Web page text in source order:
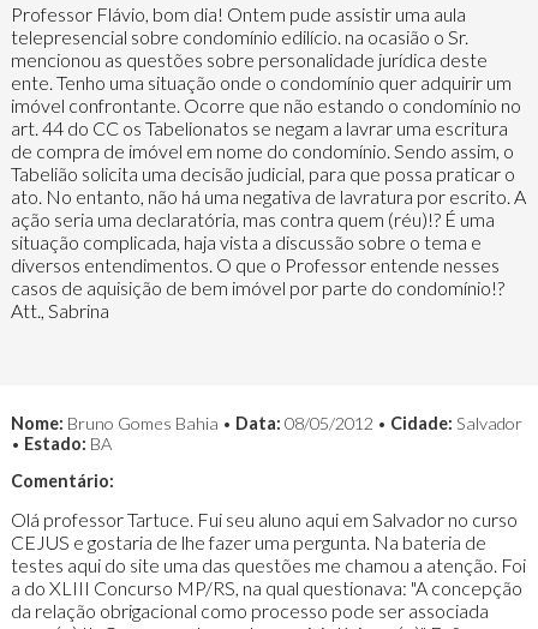
Professor Flávio, bom dia! Ontem pude assistir uma aula
telepresencial sobre condomínio edilício. na ocasião o Sr.
mencionou as questões sobre personalidade jurídica deste
ente. Tenho uma situação onde o condomínio quer adquirir um
imóvel confrontante. Ocorre que não estando o condomínio no
art. 44 do CC os Tabelionatos se negam a lavrar uma escritura
de compra de imóvel em nome do condomínio. Sendo assim, o
Tabelião solicita uma decisão judicial, para que possa praticar o
ato. No entanto, não há uma negativa de lavratura por escrito. A
ação seria uma declaratória, mas contra quem (réu)!? É uma
situação complicada, haja vista a discussão sobre o tema e
diversos entendimentos. O que o Professor entende nesses
casos de aquisição de bem imóvel por parte do condomínio!?
Att., Sabrina
Nome: Bruno Gomes Bahia • Data: 08/05/2012 • Cidade: Salvador
• Estado: BA
Comentário:
Olá professor Tartuce. Fui seu aluno aqui em Salvador no curso
CEJUS e gostaria de lhe fazer uma pergunta. Na bateria de
testes aqui do site uma das questões me chamou a atenção. Foi
a do XLIII Concurso MP/RS, na qual questionava: "A concepção
da relação obrigacional como processo pode ser associada